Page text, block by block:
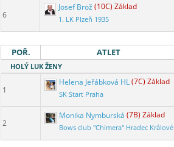
6
Josef Brož (10C) Základ
1. LK Plzeň 1935
POŘ. ATLET
HOLÝ LUK ŽENY
1
Helena Jeřábková HL(7C) Základ
SK Start Praha
2
Monika Nymburská (7B) Základ
Bows club "Chimera" Hradec Králové